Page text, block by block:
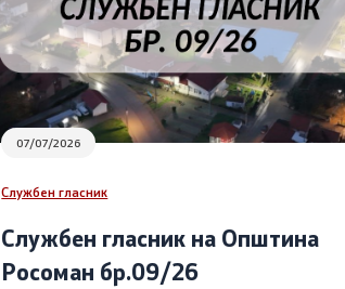
07/07/2026
Службен гласник
Службен гласник на Општина
Росоман бр.09/26